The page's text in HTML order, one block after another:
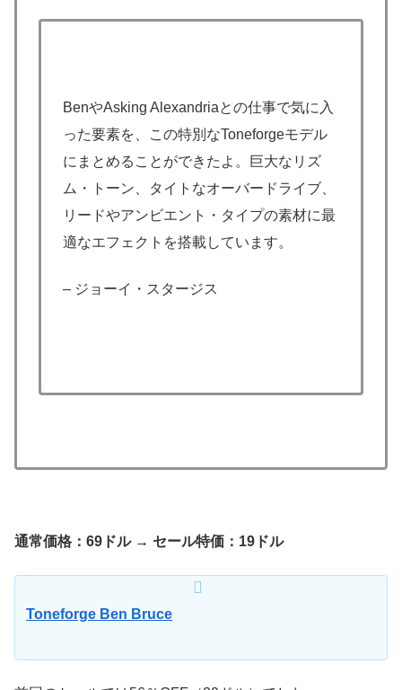
BenやAsking Alexandriaとの仕事で気に入
った要素を、この特別なToneforgeモデル
にまとめることができたよ。巨大なリズ
ム・トーン、タイトなオーバードライブ、
リードやアンビエント・タイプの素材に最
適なエフェクトを搭載しています。
– ジョーイ・スタージス
通常価格：69ドル → セール特価：19ドル
Toneforge Ben Bruce